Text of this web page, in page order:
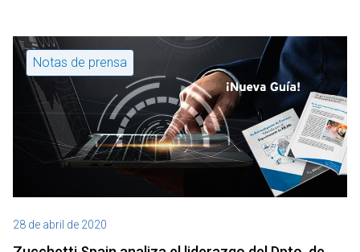
Notas de prensa
28 de abril de 2020